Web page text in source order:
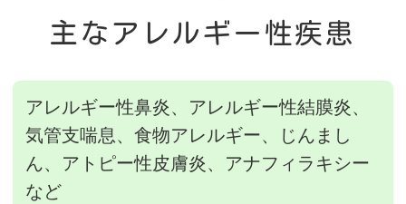
主なアレルギー性疾患
アレルギー性鼻炎、アレルギー性結膜炎、
気管支喘息、食物アレルギー、じんまし
ん、アトピー性皮膚炎、アナフィラキシー
など